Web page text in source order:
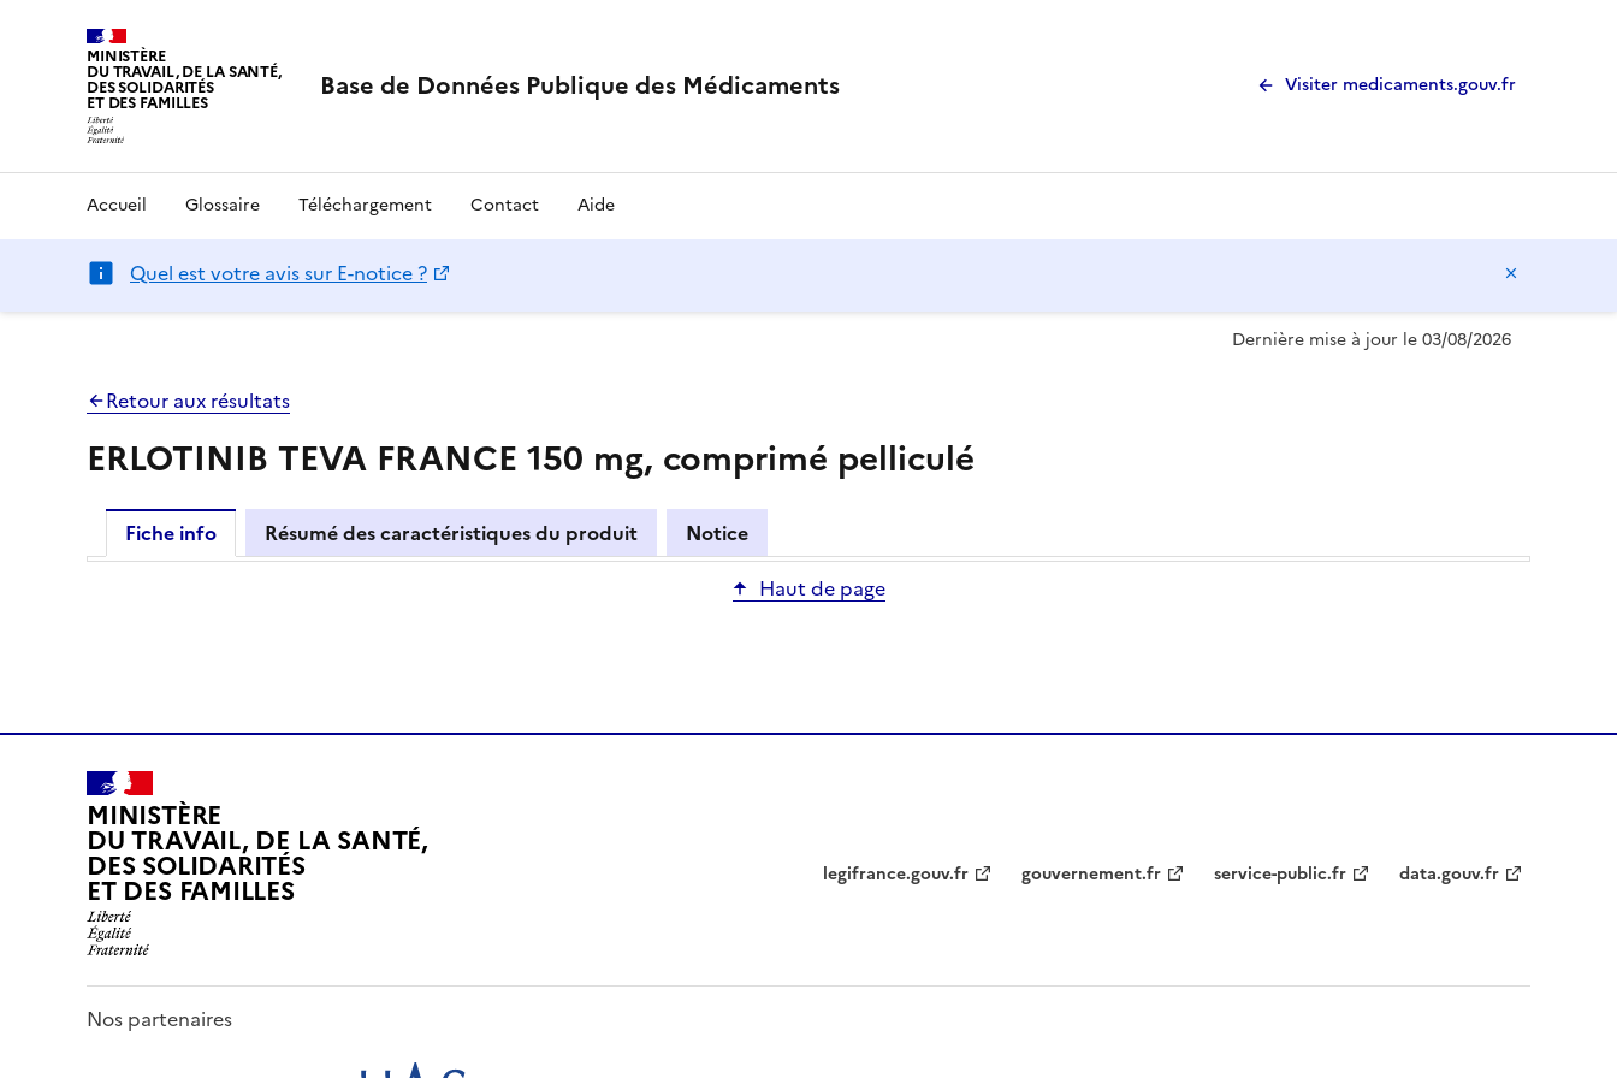
MINISTÈRE
DU TRAVAIL, DE LA SANTÉ,
DES SOLIDARITÉS
ET DES FAMILLES Base de Données Publique des Médicaments Visiter medicaments.gouv.fr
Accueil Glossaire Téléchargement Contact Aide
Quel est votre avis sur E-notice ?
Dernière mise à jour le 03/08/2026
Retour aux résultats
ERLOTINIB TEVA FRANCE 150 mg, comprimé pelliculé
Fiche info Résumé des caractéristiques du produit
Notice
Haut de page
MINISTÈRE
DU TRAVAIL, DE LA SANTÉ,
DES SOLIDARITÉS
ET DES FAMILLES legifrance.gouv.fr gouvernement.fr service-public.fr data.gouv.fr
Nos partenaires